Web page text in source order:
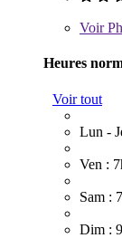
Voir
Heures
Voir tout
Lun -
Ven :
Sam :
Dim :